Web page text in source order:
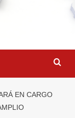
EN CARGO